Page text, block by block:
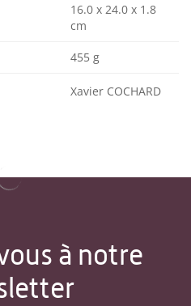
16.0 x 24.0 x 1.8
cm
455 g
Xavier COCHARD
à notre